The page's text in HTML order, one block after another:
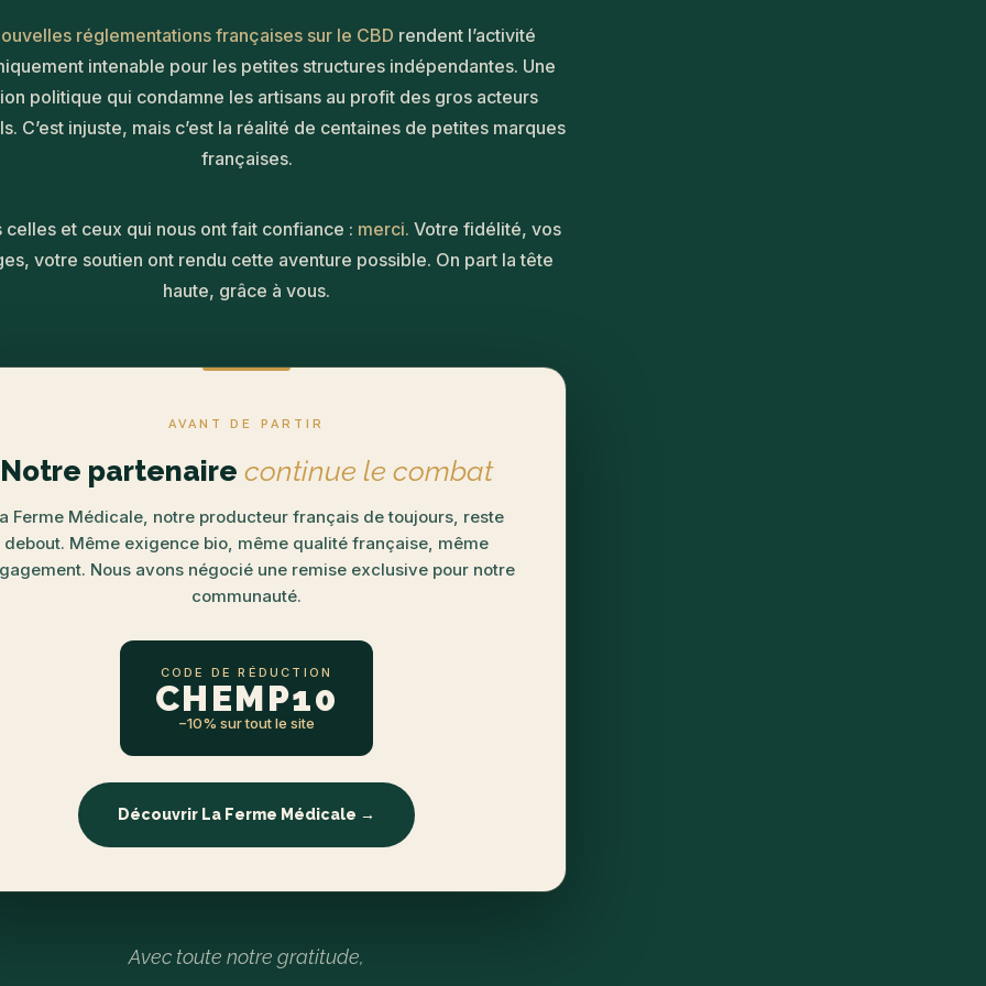
réglementations françaises sur le CBD rendent l’activité
intenable pour les petites structures indépendantes. Une
politique qui condamne les artisans au profit des gros acteurs
C’est injuste, mais c’est la réalité de centaines de petites marques
françaises.
celles et ceux qui nous ont fait confiance : merci. Votre fidélité, vos
votre soutien ont rendu cette aventure possible. On part la tête
haute, grâce à vous.
AVANT DE PARTIR
Notre partenaire continue le combat
Ferme Médicale, notre producteur français de toujours, reste
debout. Même exigence bio, même qualité française, même
Nous avons négocié une remise exclusive pour notre
communauté.
CODE DE RÉDUCTION
CHEMP10
−10% sur tout le site
Découvrir La Ferme Médicale →
Avec toute notre gratitude,